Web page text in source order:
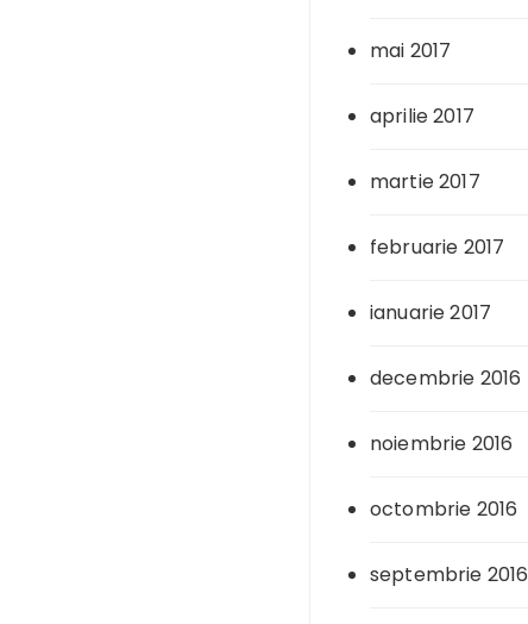
mai 2017
aprilie 2017
martie 2017
februarie 2017
ianuarie 2017
decembrie 2016
noiembrie 2016
octombrie 2016
septembrie 2016